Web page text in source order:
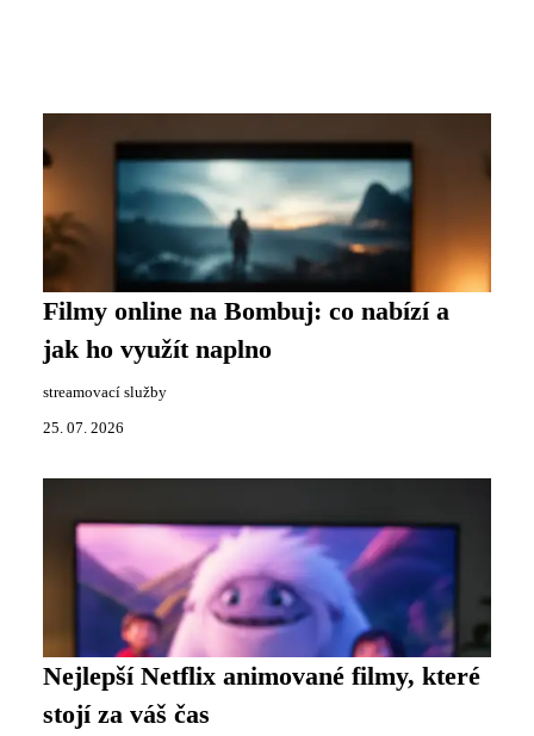
Filmy online na Bombuj: co nabízí a
jak ho využít naplno
streamovací služby
25. 07. 2026
Nejlepší Netflix animované filmy, které
stojí za váš čas